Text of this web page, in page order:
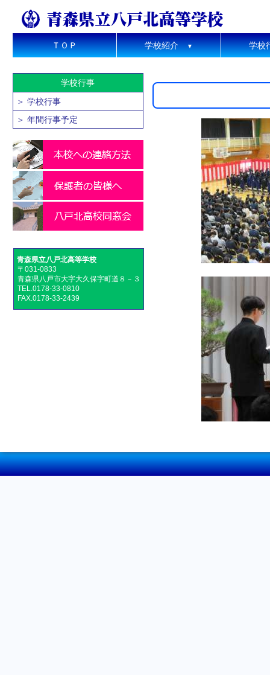
ＴＯＰ 学校紹介▼ 学
学校行事
＞ 学校行事
＞ 年間行事予定
青森県立八戸北高等学校
〒031-0833
青森県八戸市大字大久保字町道８－３
TEL.0178-33-0810
FAX.0178-33-2439